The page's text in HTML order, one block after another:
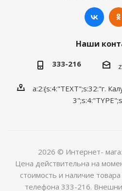
Наши
333-216
a:2:{s:4:"TEXT";s:32:"г.
2026 © Интернет-
Цена действительна на
стоимость и наличие
телефона 333-216.